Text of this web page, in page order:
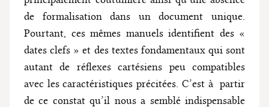
de formalisation dans un document unique.
Pourtant, ces mêmes manuels identifient des «
dates clefs » et des textes fondamentaux qui sont
autant de réflexes cartésiens peu compatibles
avec les caractéristiques précitées. C’est à partir
de ce constat qu’il nous a semblé indispensable